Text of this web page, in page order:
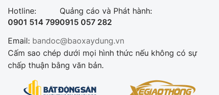
Hotline:
0901 514 799
Quảng cáo và Phát hành:
0915 057 282
Email: bandoc@baoxaydung.vn
Cấm sao chép dưới mọi hình thức nếu không có sự
chấp thuận bằng văn bản.